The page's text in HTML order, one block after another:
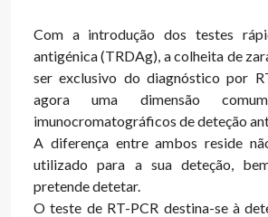
Com a introdução dos testes
antigénica (TRDAg), a colheita de
ser exclusivo do diagnóstico por
agora uma dimensão
imunocromatográficos de deteção
A diferença entre ambos reside
utilizado para a sua deteção,
pretende detetar.
O teste de RT-PCR destina-se à